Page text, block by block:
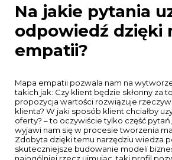
Na jakie pytania
odpowiedź dzięki
empatii?
Mapa empatii pozwala nam na
takich jak: Czy klient będzie skłonny za
propozycja wartości rozwiązuje
klienta? W jaki sposób klient chciałby
oferty? – to oczywiście tylko część
wyjawi nam się w procesie tworzenia
Zdobyta dzięki temu narzędziu wiedza
skuteczniejsze budowanie modeli